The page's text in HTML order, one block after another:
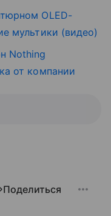
OLED-
мультики (видео)
Nothing
от компании
Поделиться